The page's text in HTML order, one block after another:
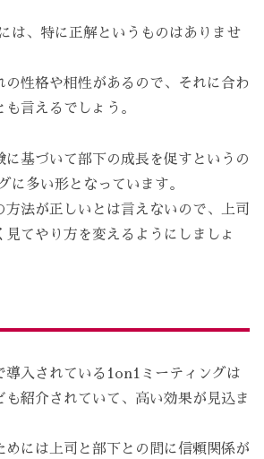
は、特に正解というものはありませ
の性格や相性があるので、それに合わ
言えるでしょう。
に基づいて部下の成長を促すというの
に多い形となっています。
方法が正しいとは言えないので、上司
見てやり方を変えるようにしましょ
導入されている1on1ミーティングは
も紹介されていて、高い効果が見込ま
めには上司と部下との間に信頼関係が